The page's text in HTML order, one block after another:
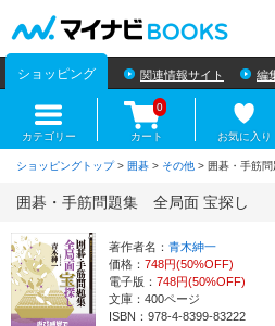
ショッピング 関連情報サイト 編
カテゴリー カート
0
お気に入り
ショッピングトップ> 囲碁 > その他 > 囲碁・手筋
囲碁・手筋問題集 全局面 宝探し
著作者名： 青木紳一
価格： 748円(50%OFF)
電子版： 748円(50%OFF)
文庫：400ページ
ISBN：978-4-8399-83222